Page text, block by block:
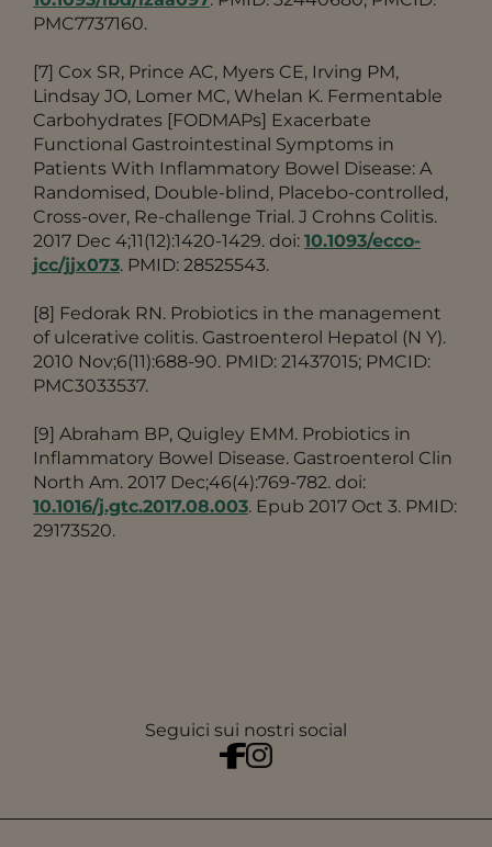
PMC7737160.
[7] Cox SR, Prince AC, Myers CE, Irving PM,
Lindsay JO, Lomer MC, Whelan K. Fermentable
Carbohydrates [FODMAPs] Exacerbate
Functional Gastrointestinal Symptoms in
Patients With Inflammatory Bowel Disease: A
Randomised, Double-blind, Placebo-controlled,
Cross-over, Re-challenge Trial. J Crohns Colitis.
2017 Dec 4;11(12):1420-1429. doi: 10.1093/ecco-
jcc/jjx073. PMID: 28525543.
[8] Fedorak RN. Probiotics in the management
of ulcerative colitis. Gastroenterol Hepatol (N Y).
2010 Nov;6(11):688-90. PMID: 21437015; PMCID:
PMC3033537.
[9] Abraham BP, Quigley EMM. Probiotics in
Inflammatory Bowel Disease. Gastroenterol Clin
North Am. 2017 Dec;46(4):769-782. doi:
10.1016/j.gtc.2017.08.003. Epub 2017 Oct 3. PMID:
29173520.
Seguici sui nostri social